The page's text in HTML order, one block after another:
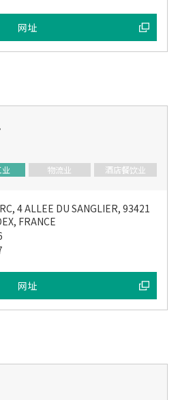
网址
物流业 酒店餐饮业
4 ALLEE DU SANGLIER, 93421
FRANCE
网址